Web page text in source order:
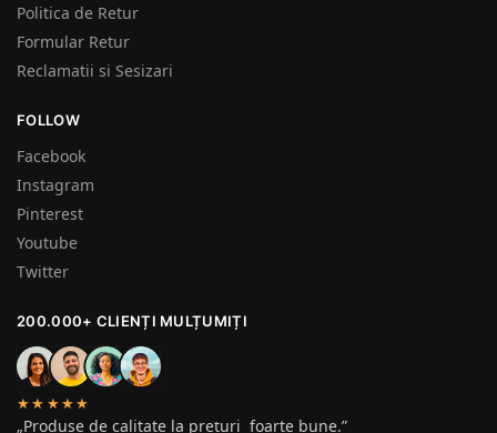
Politica de Retur
Formular Retur
Reclamatii si Sesizari
FOLLOW
Facebook
Instagram
Pinterest
Youtube
Twitter
200.000+ CLIENȚI MULȚUMIȚI
★★★★★
„Produse de calitate la prețuri foarte bune.”